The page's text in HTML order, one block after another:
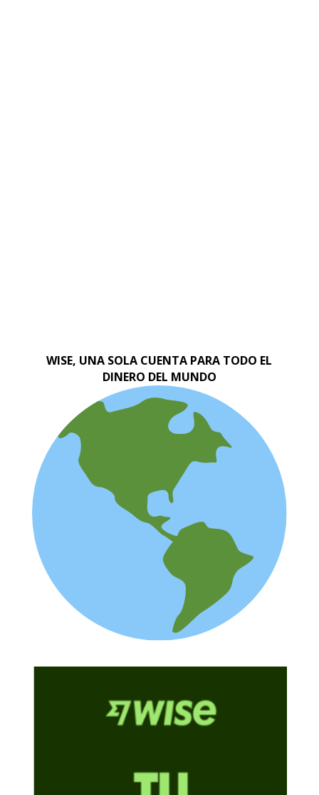
WISE, UNA SOLA CUENTA PARA TODO EL
DINERO DEL MUNDO